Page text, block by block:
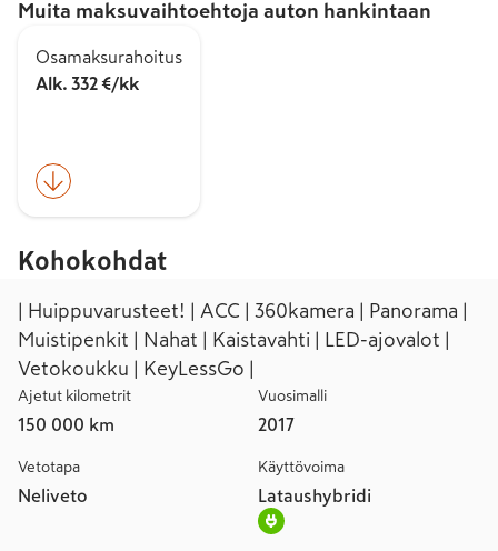
Muita maksuvaihtoehtoja auton hankintaan
Osamaksurahoitus
Alk. 332 €/kk
Kohokohdat
| Huippuvarusteet! | ACC | 360kamera | Panorama |
Muistipenkit | Nahat | Kaistavahti | LED-ajovalot |
Vetokoukku | KeyLessGo |
Ajetut kilometrit
150 000 km
Vuosimalli
2017
Vetotapa
Neliveto
Käyttövoima
Lataushybridi